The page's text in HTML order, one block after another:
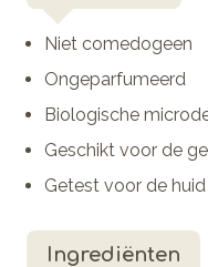
Niet comedogeen
Ongeparfumeerd
Biologische
Geschikt voor de
Getest voor de
Ingrediënten